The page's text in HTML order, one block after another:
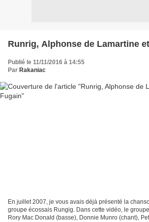
Runrig, Alphonse de Lamartine
Publié le 11/11/2016 à 14:55
Par Rakaniac
En juillet 2007, je vous avais déjà présenté la
groupe écossais Rungig. Dans cette vidéo, le
Rory Mac Donald (basse), Donnie Munro (chant),